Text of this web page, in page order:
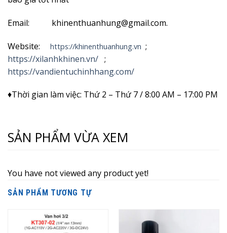
Email: khinenthuanhung@gmail.com.
Website: https://khinenthuanhung.vn ;
https://xilanhkhinen.vn/ ;
https://vandientuchinhhang.com/
♦Thời gian làm việc: Thứ 2 – Thứ 7 / 8:00 AM – 17:00 PM
SẢN PHẨM VỪA XEM
You have not viewed any product yet!
SẢN PHẨM TƯƠNG TỰ